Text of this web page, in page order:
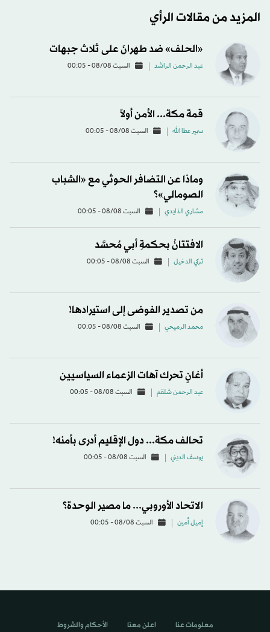
المزيد من مقالات الرأي
«الحلف» ضد طهرانَ على ثلاث جبهات
عبد الرحمن الراشد السبت 08/08 - 00:05
قمة مكة... الأمن أولاً
سمير عطا الله السبت 08/08 - 00:05
وماذا عن التضافر الحوثي مع «الشباب
الصومالي»؟
مشاري الذايدي السبت 08/08 - 00:05
الافتتانُ بحكمةِ أبي مُحسَّد
تركي الدخيل السبت 08/08 - 00:05
من تصدير الفوضى إلى استيرادها!
محمد الرميحي السبت 08/08 - 00:05
أغانٍ تحرك آهات الزعماء السياسيين
عبد الرحمن شلقم السبت 08/08 - 00:05
تحالف مكة... دول الإقليم أدرى بأمنه!
يوسف الديني السبت 08/08 - 00:05
الاتحاد الأوروبي... ما مصير الوحدة؟
إميل أمين السبت 08/08 - 00:05
معلومات عنا اعلن معنا الأحكام والشروط